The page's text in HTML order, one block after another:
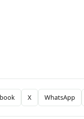
X WhatsApp